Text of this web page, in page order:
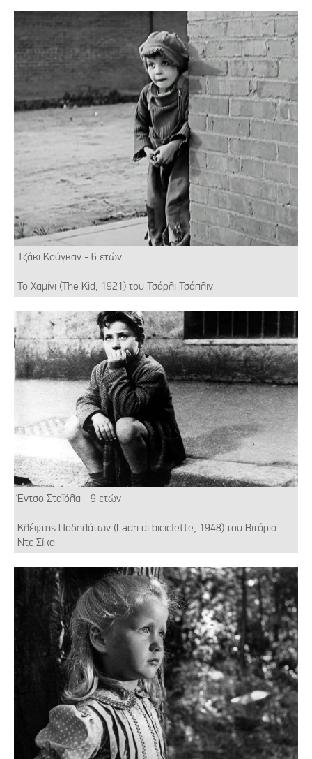
Τζάκι Κούγκαν - 6 ετών
Το Χαμίνι (The Kid, 1921) του Τσάρλι Τσάπλιν
Έντσο Σταϊόλα - 9 ετών
Κλέφτης Ποδηλάτων (Ladri di biciclette, 1948) του Βιτόριο
Ντε Σίκα